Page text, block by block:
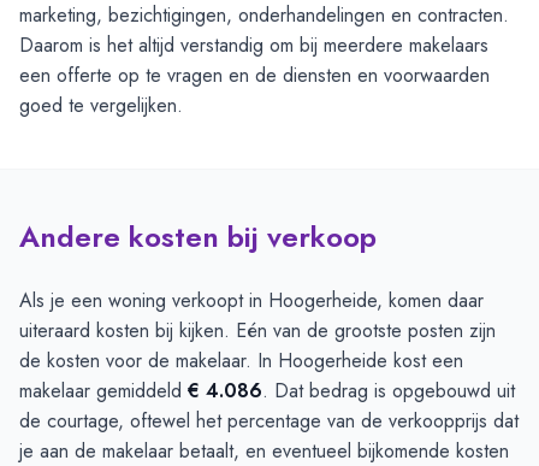
marketing, bezichtigingen, onderhandelingen en contracten.
Daarom is het altijd verstandig om bij meerdere makelaars
een offerte op te vragen en de diensten en voorwaarden
goed te vergelijken.
Andere kosten bij verkoop
Als je een woning verkoopt in Hoogerheide, komen daar
uiteraard kosten bij kijken. Eén van de grootste posten zijn
de kosten voor de makelaar. In Hoogerheide kost een
makelaar gemiddeld € 4.086. Dat bedrag is opgebouwd uit
de courtage, oftewel het percentage van de verkoopprijs dat
je aan de makelaar betaalt, en eventueel bijkomende kosten